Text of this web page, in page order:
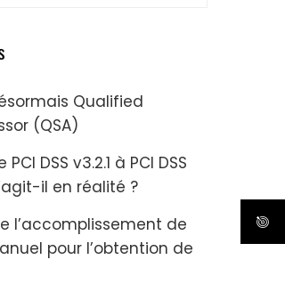
Qualified
(QSA)
DSS v3.2.1 à PCI DSS
il en réalité ?
l’accomplissement de
pour l’obtention de